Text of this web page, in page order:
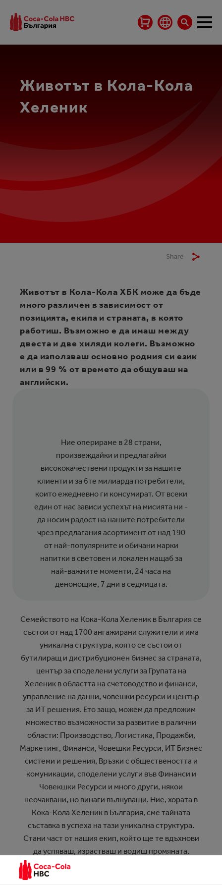
Животът в Кола-Кола
Хеленик
Share
Животът в Кола-Кола ХБК може да бъде
много различен в зависимост от
позицията, екипа и страната, в която
работиш. Възможно е да имаш между
двеста и две хиляди колеги. Възможно
е да използваш основно родния си език
или в 99 % от времето да общуваш на
английски.
Ние оперираме в 28 страни,
произвеждайки и предлагайки
висококачествени продукти за нашите
клиенти и за 6те милиарда потребители,
които ежедневно ги консумират. От всеки
един от нас зависи успехът на мисията ни -
да носим радост на нашите потребители
чрез предлагания асортимент от над 190
от най-популярните и обичани марки
напитки в световен и локален мащаб за
най-важните моменти, 24 часа на
денонощие, 7 дни в седмицата.
Семейството на Кока-Кола Хеленик в България се
състои от над 1700 ангажирани служители и има
уникална структура, която се състои от
бутилиращ и дистрибуционен бизнес за страната,
център за споделени услуги за Групата на
Хеленик в областта на счетоводство и финанси,
управление на данни, човешки ресурси и център
за ИТ решения. Ето защо, можем да предложим
множество възможности за развитие в ралични
области: Производство, Логистика, Продажби,
Маркетинг, Финанси, Човешки Ресурси, ИТ Бизнес
системи и решения, Връзки с обществеността и
комуникации, споделени услуги във Финанси и
Човекшки Ресурси и много други, някои
неочаквани, но винаги вълнуващи. Ние, хората в
Кока-Кола Хеленик в България, сме тайната
съставка в успеха на тази уникална структура.
Стани част от нашия екип, който ще те вдъхнови
да успяваш, израстваш и водиш промяната.